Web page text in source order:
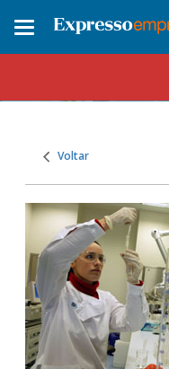
Toggle
Voltar